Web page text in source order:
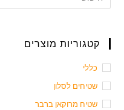
קטגוריות מוצרים
כללי
שטיחים לסלון
שטיח מרוקאן ברבר